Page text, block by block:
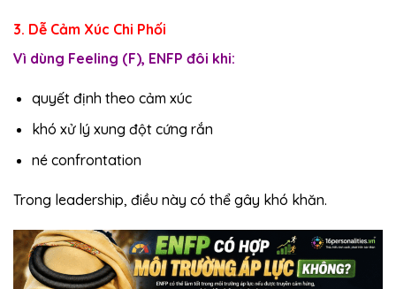
3. Dễ Cảm Xúc Chi Phối
Vì dùng Feeling (F), ENFP đôi khi:
quyết định theo cảm xúc
khó xử lý xung đột cứng rắn
né confrontation
Trong leadership, điều này có thể gây khó khăn.